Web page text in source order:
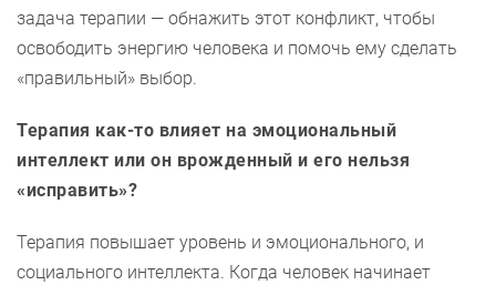
задача терапии — обнажить этот конфликт, чтобы
освободить энергию человека и помочь ему сделать
«правильный» выбор.
Терапия как-то влияет на эмоциональный
интеллект или он врожденный и его нельзя
«исправить»?
Терапия повышает уровень и эмоционального, и
социального интеллекта. Когда человек начинает